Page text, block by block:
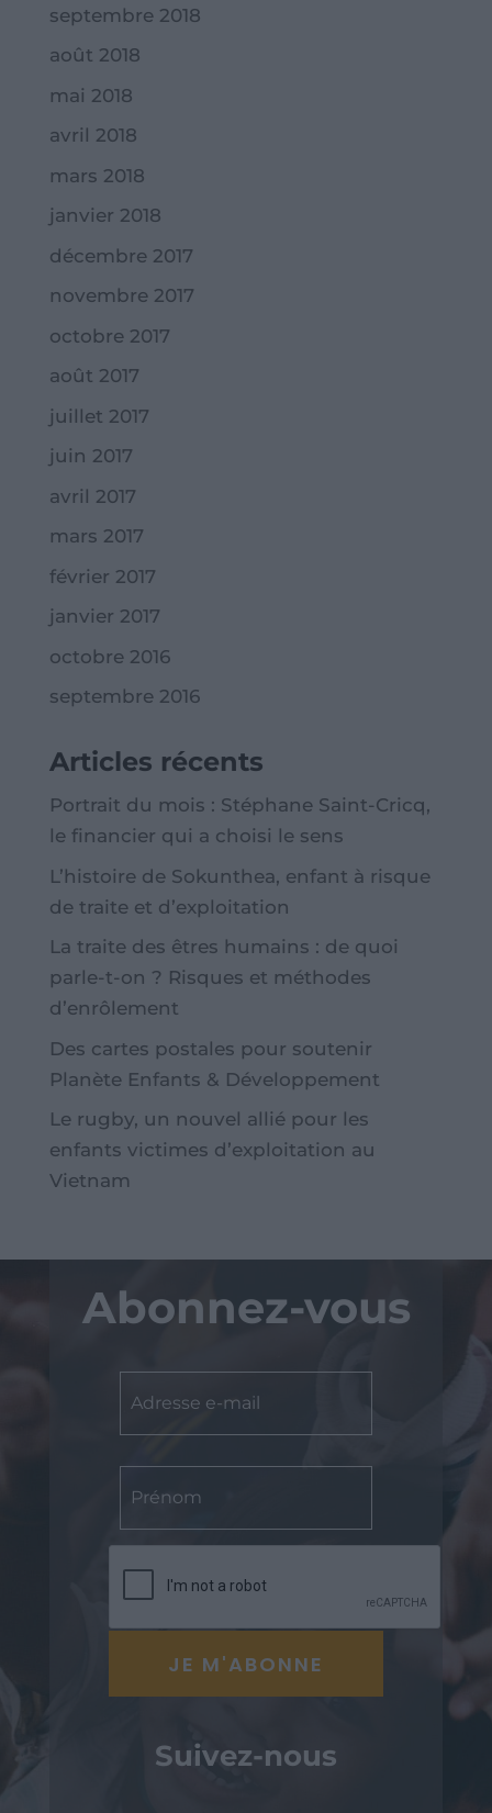
septembre 2018
août 2018
mai 2018
avril 2018
mars 2018
janvier 2018
décembre 2017
novembre 2017
octobre 2017
août 2017
juillet 2017
juin 2017
avril 2017
mars 2017
février 2017
janvier 2017
octobre 2016
septembre 2016
Articles récents
Portrait du mois : Stéphane Saint-Cricq,
le financier qui a choisi le sens
L’histoire de Sokunthea, enfant à risque
de traite et d’exploitation
La traite des êtres humains : de quoi
parle-t-on ? Risques et méthodes
d’enrôlement
Des cartes postales pour soutenir
Planète Enfants & Développement
Le rugby, un nouvel allié pour les
enfants victimes d’exploitation au
Vietnam
Abonnez-vous
Suivez-nous